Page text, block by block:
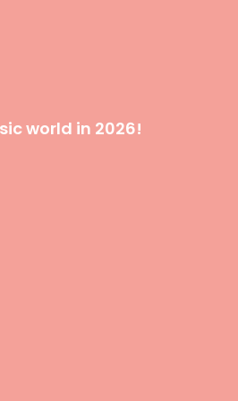
world in 2026!